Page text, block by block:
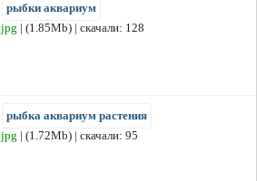
рыбки аквариум
jpg | (1.85Mb) | скачали: 128
рыбка аквариум растения
jpg | (1.72Mb) | скачали: 95